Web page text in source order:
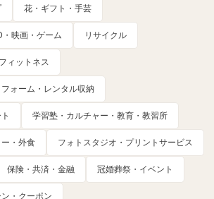
花・ギフト・手芸
映画・ゲーム リサイクル
ィットネス
ォーム・レンタル収納
学習塾・カルチャー・教育・教習所
・外食 フォトスタジオ・プリントサービス
保険・共済・金融 冠婚葬祭・イベント
・クーポン